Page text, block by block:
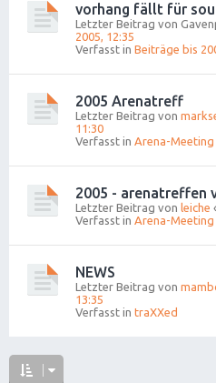
vorhang fällt für
Letzter Beitrag von
2005, 12:35
Verfasst in Beiträge bis
2005 Arenatreff
Letzter Beitrag von
11:30
Verfasst in Arena-
2005 - arenatreffen
Letzter Beitrag von leiche
Verfasst in Arena-
NEWS
Letzter Beitrag von
13:35
Verfasst in traXXed